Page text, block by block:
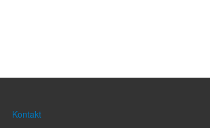
Kontakt